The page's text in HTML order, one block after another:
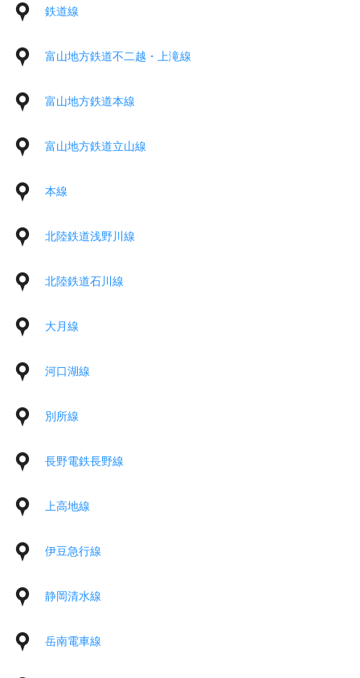
鉄道線
富山地方鉄道不二越・上滝線
富山地方鉄道本線
富山地方鉄道立山線
本線
北陸鉄道浅野川線
北陸鉄道石川線
大月線
河口湖線
別所線
長野電鉄長野線
上高地線
伊豆急行線
静岡清水線
岳南電車線